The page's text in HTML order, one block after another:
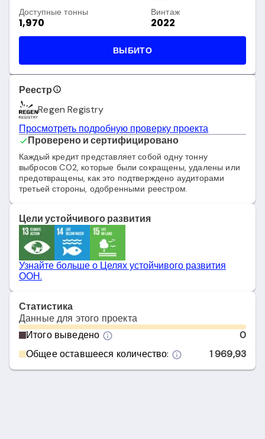
Доступные тонны
1,970
Винтаж
2022
ВЫБИТО
Реестр
Regen Registry
Просмотреть подробную проверку проекта
Проверено и сертифицировано
Каждый кредит представляет собой одну тонну
выбросов CO2, которые были сокращены, удалены или
предотвращены, как это подтверждено аудиторами
третьей стороны, одобренными реестром.
Цели устойчивого развития
Узнайте больше о Целях устойчивого развития
ООН.
Статистика
Данные для этого проекта
Итого выведено
0
Общее оставшееся количество:
1 969,93